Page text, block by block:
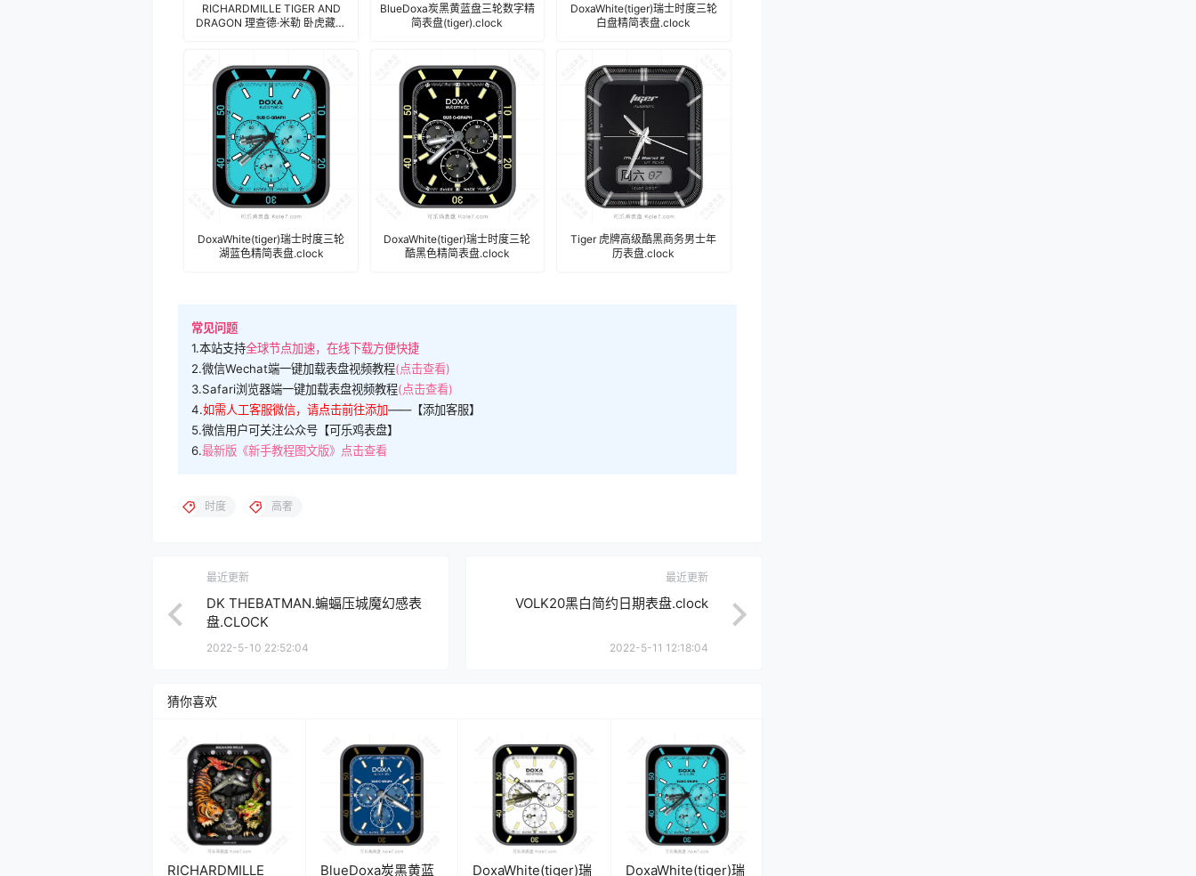
RICHARDMILLE TIGER AND
DRAGON 理查德·米勒 卧虎藏龙
BlueDoxa炭黑黄蓝盘三轮数字精
简表盘(tiger).clock
DoxaWhite(tiger)瑞士时度三轮
白盘精简表盘.clock
DoxaWhite(tiger)瑞士时度三轮
湖蓝色精简表盘.clock
DoxaWhite(tiger)瑞士时度三轮
酷黑色精简表盘.clock
Tiger 虎牌高级酷黑商务男士年
历表盘.clock
常见问题
1.本站支持全球节点加速，在线下载方便快捷
2.微信Wechat端一键加载表盘视频教程(点击查看)
3.Safari浏览器端一键加载表盘视频教程(点击查看)
4.如需人工客服微信，请点击前往添加——【添加客服】
5.微信用户可关注公众号【可乐鸡表盘】
6.最新版《新手教程图文版》点击查看
时度 高奢
最近更新
DK THEBATMAN.蝙蝠压城魔幻感表
盘.CLOCK
2022-5-10 22:52:04
最近更新
VOLK20黑白简约日期表盘.clock
2022-5-11 12:18:04
猜你喜欢
RICHARDMILLE
BlueDoxa炭黑黄蓝
DoxaWhite(tiger)瑞
DoxaWhite(tiger)瑞